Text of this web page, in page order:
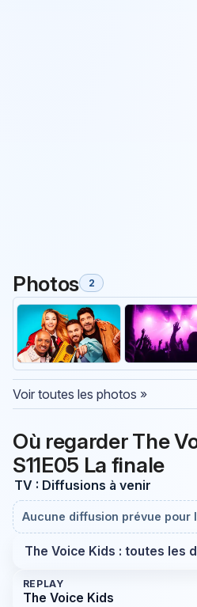
Photos 2
Voir toutes les photos »
Où regarder The
S11E05 La finale
TV : Diffusions à venir
Aucune diffusion prévue pour
The Voice Kids : toutes les
REPLAY
The Voice Kids